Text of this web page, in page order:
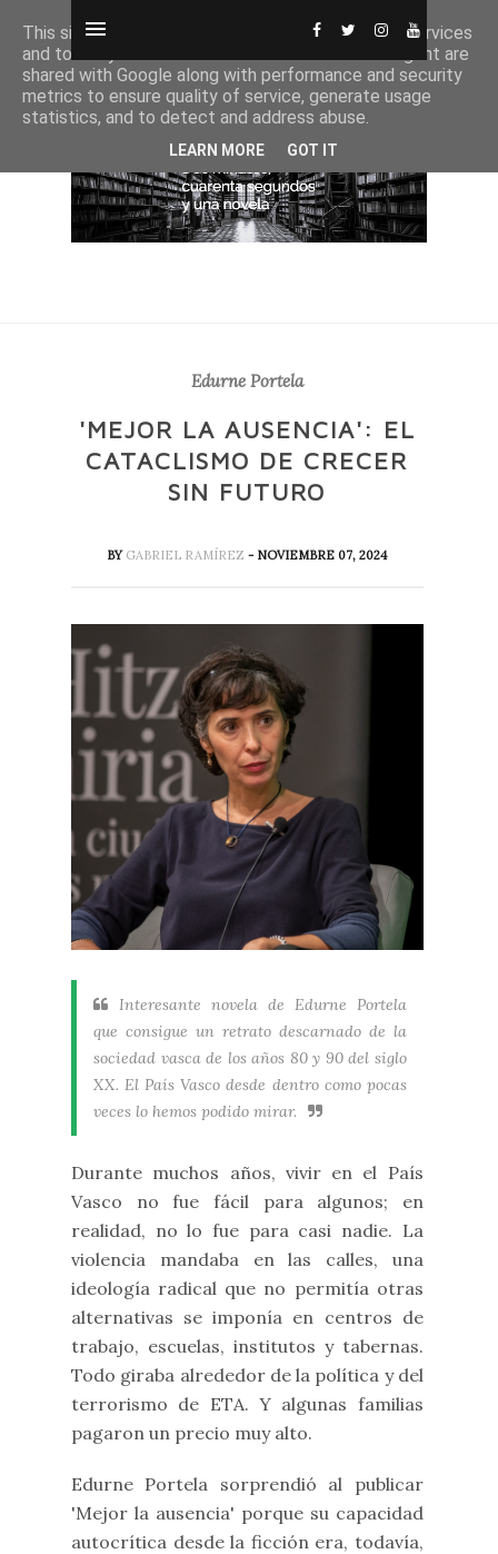
Edurne Portela
'MEJOR LA AUSENCIA': EL
CATACLISMO DE CRECER
SIN FUTURO
BY GABRIEL RAMÍREZ- NOVIEMBRE 07, 2024
Interesante novela de Edurne Portela
que consigue un retrato descarnado de la
sociedad vasca de los años 80 y 90 del siglo
XX. El País Vasco desde dentro como pocas
veces lo hemos podido mirar.
Durante muchos años, vivir en el País
Vasco no fue fácil para algunos; en
realidad, no lo fue para casi nadie. La
violencia mandaba en las calles, una
ideología radical que no permitía otras
alternativas se imponía en centros de
trabajo, escuelas, institutos y tabernas.
Todo giraba alrededor de la política y del
terrorismo de ETA. Y algunas familias
pagaron un precio muy alto.
Edurne Portela sorprendió al publicar
'Mejor la ausencia' porque su capacidad
autocrítica desde la ficción era, todavía,
This site uses cookies from Google to deliver its services
and to analyze traffic. Your IP address and user-agent are
shared with Google along with performance and security
metrics to ensure quality of service, generate usage
statistics, and to detect and address abuse.
LEARN MORE GOT IT